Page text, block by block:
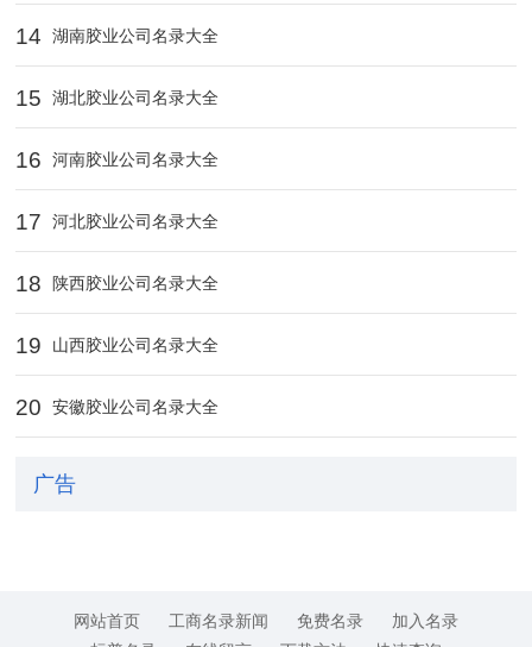
14 湖南胶业公司名录大全
15 湖北胶业公司名录大全
16 河南胶业公司名录大全
17 河北胶业公司名录大全
18 陕西胶业公司名录大全
19 山西胶业公司名录大全
20 安徽胶业公司名录大全
广告
网站首页 工商名录新闻 免费名录
加入名录